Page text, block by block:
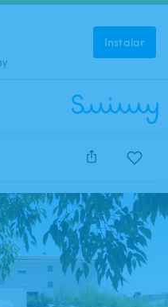
Instalar
y no se puede reservar.